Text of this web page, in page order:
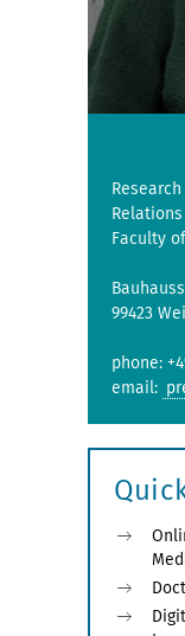
Relations
Faculty
99423
phone:
email: